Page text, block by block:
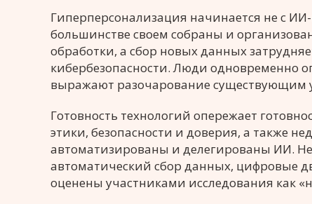
Гиперперсонализация начинается не с
большинстве своем собраны и
обработки, а сбор новых данных
кибербезопасности. Люди одновременно
выражают разочарование существующим
Готовность технологий опережает
этики, безопасности и доверия, а также
автоматизированы и делегированы ИИ.
автоматический сбор данных, цифровые
оценены участниками исследования как